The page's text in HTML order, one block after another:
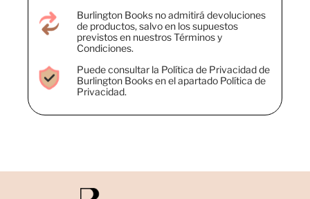
Burlington Books no admitirá devoluciones
de productos, salvo en los supuestos
previstos en nuestros Términos y
Condiciones.
Puede consultar la Política de Privacidad de
Burlington Books en el apartado Política de
Privacidad.